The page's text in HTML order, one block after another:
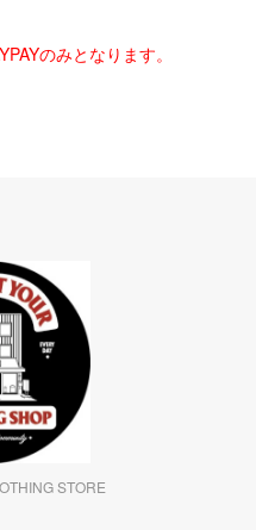
のみとなります。
STORE